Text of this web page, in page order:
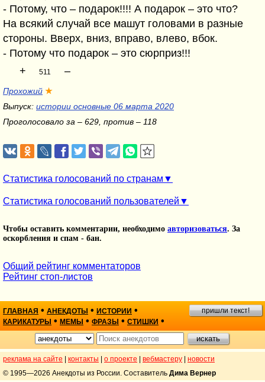
- Потому, что – подарок!!!! А подарок – это что?
На всякий случай все машут головами в разные
стороны. Вверх, вниз, вправо, влево, вбок.
- Потому что подарок – это сюрприз!!!
+
511 –
Прохожий ★
Выпуск: истории основные 06 марта 2020
Проголосовало за – 629, против – 118
Статистика голосований по странам
Статистика голосований пользователей
Чтобы оставить комментарии, необходимо авторизоваться. За
оскорбления и спам - бан.
Общий рейтинг комментаторов
Рейтинг стоп-листов
ГЛАВНАЯ • АНЕКДОТЫ • ИСТОРИИ •
КАРИКАТУРЫ • МЕМЫ • ФРАЗЫ • СТИШКИ •
пришли текст!
реклама на сайте контакты о проекте вебмастеру
новости
© 1995—2026 Анекдоты из России. Составитель Дима Вернер